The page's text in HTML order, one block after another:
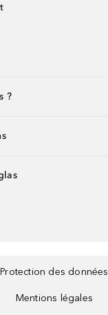
?
Protection des données
Mentions légales